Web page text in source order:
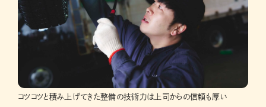
コツコツと積み上げてきた整備の技術力は上司からの信頼も厚い